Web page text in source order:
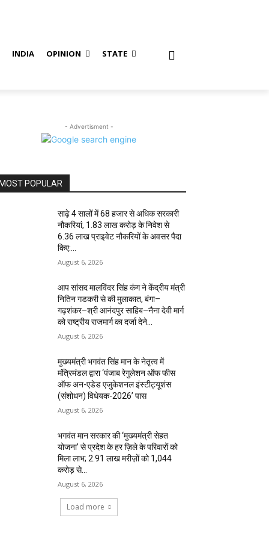
INDIA OPINION STATE
- Advertisment -
MOST POPULAR
साढ़े 4 सालों में 68 हजार से अधिक सरकारी
नौकरियां, 1.83 लाख करोड़ के निवेश से
6.36 लाख प्राइवेट नौकरियों के अवसर पैदा
किए:...
August 6, 2026
आप सांसद मालविंदर सिंह कंग ने केंद्रीय मंत्री
नितिन गडकरी से की मुलाकात, बंगा–
गढ़शंकर–श्री आनंदपुर साहिब–नैना देवी मार्ग
को राष्ट्रीय राजमार्ग का दर्जा देने...
August 6, 2026
मुख्यमंत्री भगवंत सिंह मान के नेतृत्व में
मंत्रिमंडल द्वारा ‘पंजाब रेगुलेशन ऑफ फीस
ऑफ अन-एडेड एजुकेशनल इंस्टीट्यूशंस
(संशोधन) विधेयक-2026’ पास
August 6, 2026
भगवंत मान सरकार की ‘मुख्यमंत्री सेहत
योजना’ से प्रदेश के हर ज़िले के परिवारों को
मिला लाभ; 2.91 लाख मरीज़ों को ₹1,044
करोड़ से...
August 6, 2026
Load more